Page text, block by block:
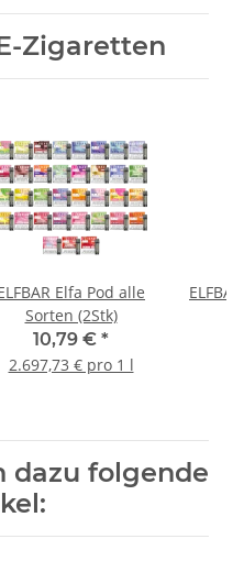
Zigaretten
Elfa Pod alle
Sorten (2Stk)
10,79 € *
2.697,73 € pro 1 l
dazu folgende